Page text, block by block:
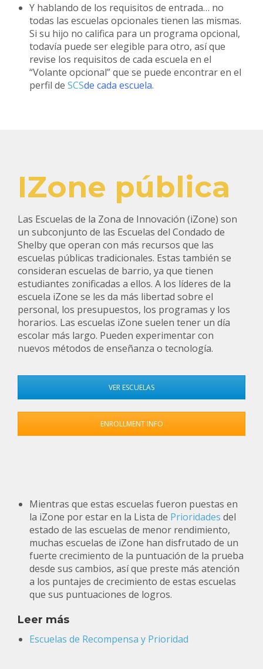
Y hablando de los requisitos de entrada… no
todas las escuelas opcionales tienen las mismas.
Si su hijo no califica para un programa opcional,
todavía puede ser elegible para otro, así que
revise los requisitos de cada escuela en el
“Volante opcional” que se puede encontrar en el
perfil de SCSde cada escuela.
IZone pública
Las Escuelas de la Zona de Innovación (iZone) son
un subconjunto de las Escuelas del Condado de
Shelby que operan con más recursos que las
escuelas públicas tradicionales. Estas también se
consideran escuelas de barrio, ya que tienen
estudiantes zonificadas a ellos. A los líderes de la
escuela iZone se les da más libertad sobre el
personal, los presupuestos, los programas y los
horarios. Las escuelas iZone suelen tener un día
escolar más largo. Pueden experimentar con
nuevos métodos de enseñanza o tecnología.
VER ESCUELAS
ENROLLMENT INFO
Mientras que estas escuelas fueron puestas en
la iZone por estar en la Lista de Prioridades del
estado de las escuelas de menor rendimiento,
muchas escuelas de iZone han disfrutado de un
fuerte crecimiento de la puntuación de la prueba
desde sus cambios, así que preste más atención
a los puntajes de crecimiento de estas escuelas
que sus puntuaciones de logros.
Leer más
Escuelas de Recompensa y Prioridad